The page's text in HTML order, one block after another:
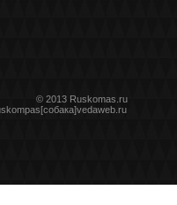
© 2013 Ruskomas.ru